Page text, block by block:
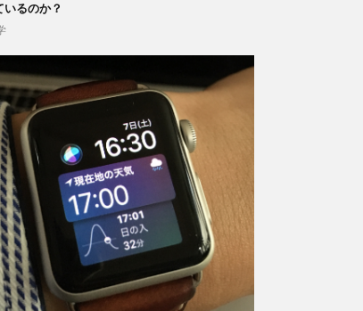
いるのか？